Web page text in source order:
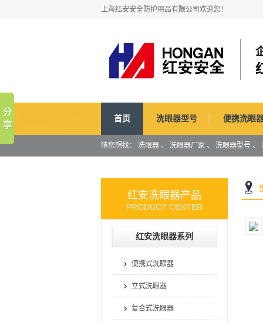
上海红安安全防护用品有限公司欢迎您！
首页 洗眼器型号 便携洗眼
猜您想找： 洗眼器 、 洗眼器厂家 、 洗眼器型号 、
红安洗眼器产品
PRODUCT CENTER
红安洗眼器系列
便携式洗眼器
立式洗眼器
复合式洗眼器